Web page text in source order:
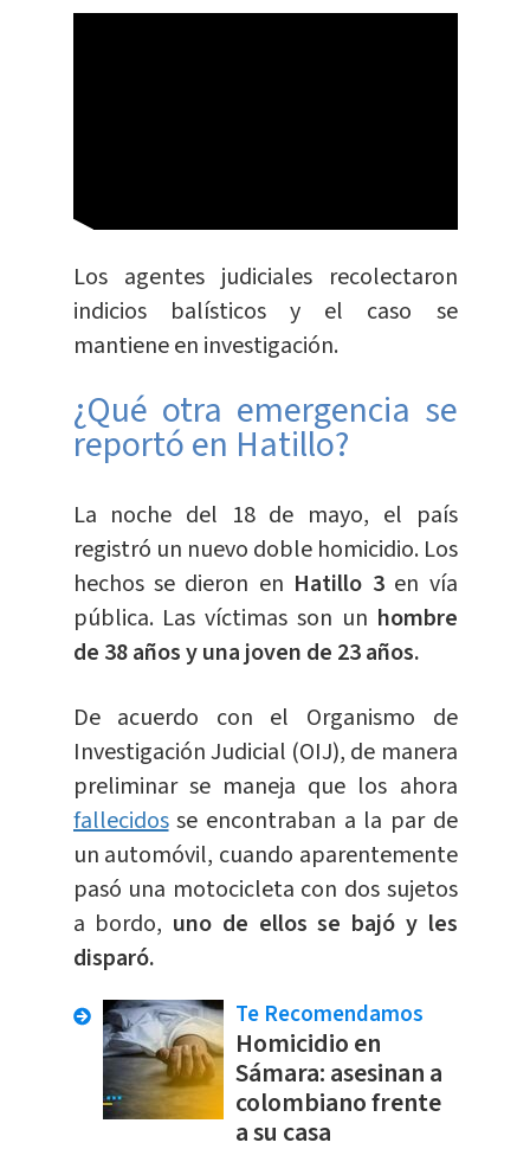
Los agentes judiciales recolectaron
indicios balísticos y el caso se
mantiene en investigación.
¿Qué otra emergencia se
reportó en Hatillo?
La noche del 18 de mayo, el país
registró un nuevo doble homicidio. Los
hechos se dieron en Hatillo 3en vía
pública. Las víctimas son un hombre
de 38 años y una joven de 23 años.
De acuerdo con el Organismo de
Investigación Judicial (OIJ), de manera
preliminar se maneja que los ahora
fallecidosse encontraban a la par de
un automóvil, cuando aparentemente
pasó una motocicleta con dos sujetos
a bordo, uno de ellos se bajó y les
disparó.
Te Recomendamos
Homicidio en
Sámara: asesinan a
colombiano frente
a su casa